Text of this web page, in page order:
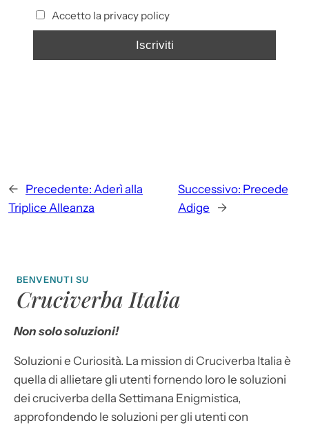
Accetto la privacy policy
← Precedente: Aderì alla
Triplice Alleanza
Successivo: Precede
Adige
→
BENVENUTI SU
Cruciverba Italia
Non solo soluzioni!
Soluzioni e Curiosità. La mission di Cruciverba Italia è
quella di allietare gli utenti fornendo loro le soluzioni
dei cruciverba della Settimana Enigmistica,
approfondendo le soluzioni per gli utenti con